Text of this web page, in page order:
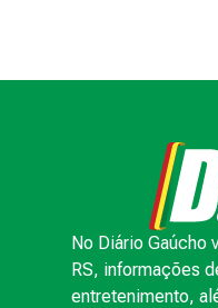
No Diário Gaúcho
RS, informações
entretenimento,